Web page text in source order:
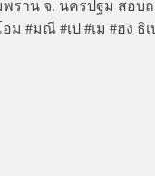
ราน จ. นครปฐม สอบ
อม #มณี #เป #เม #ฮง ธิ